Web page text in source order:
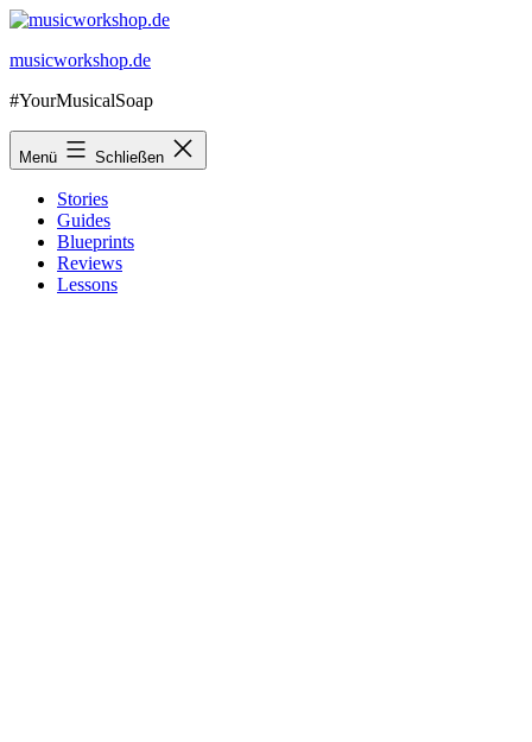
Zum
springen
musicworkshop.de
#YourMusicalSoap
Menü Schließen
Stories
Guides
Blueprints
Reviews
Lessons